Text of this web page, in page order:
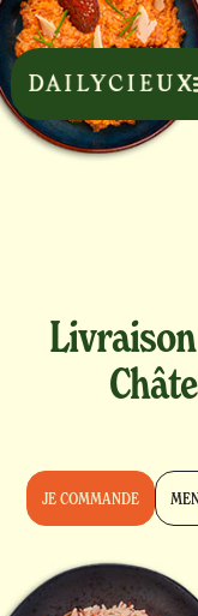
Livraison
JE COMMANDE